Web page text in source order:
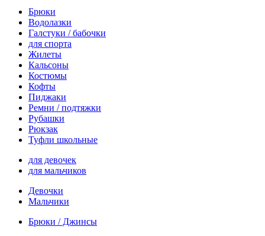
Брюки
Водолазки
Галстуки / бабочки
для спорта
Жилеты
Кальсоны
Костюмы
Кофты
Пиджаки
Ремни / подтяжки
Рубашки
Рюкзак
Туфли школьные
для девочек
для мальчиков
Девочки
Мальчики
Брюки / Джинсы